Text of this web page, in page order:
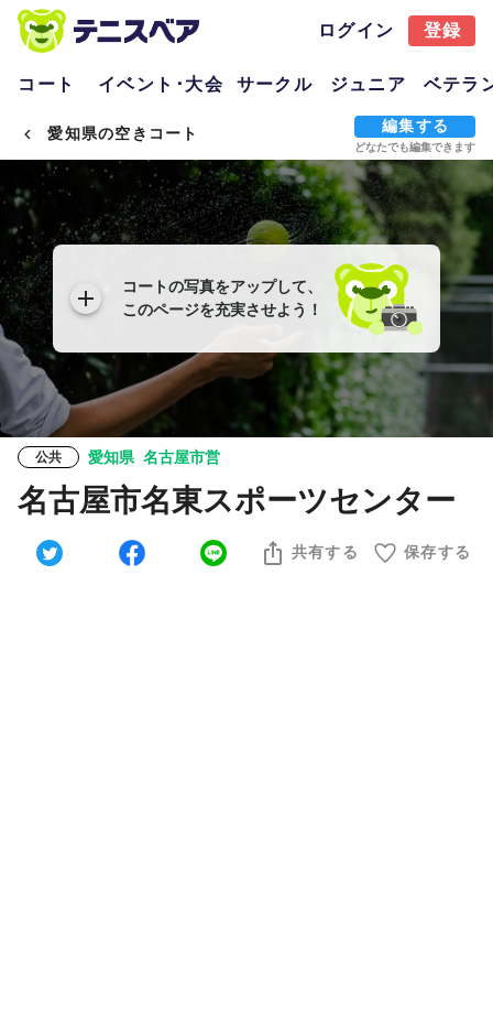
ログイン 登録
コート イベント･大会 サークル ジュニア ベテラ
愛知県の空きコート 編集する
どなたでも編集できます
コートの写真をアップして、
このページを充実させよう！
公共 愛知県 名古屋市営
名古屋市名東スポーツセンター
共有する 保存する